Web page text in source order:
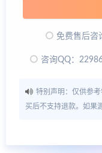
免费售后咨
咨询QQ：
特别声明：仅供参
买后不支持退款。如果